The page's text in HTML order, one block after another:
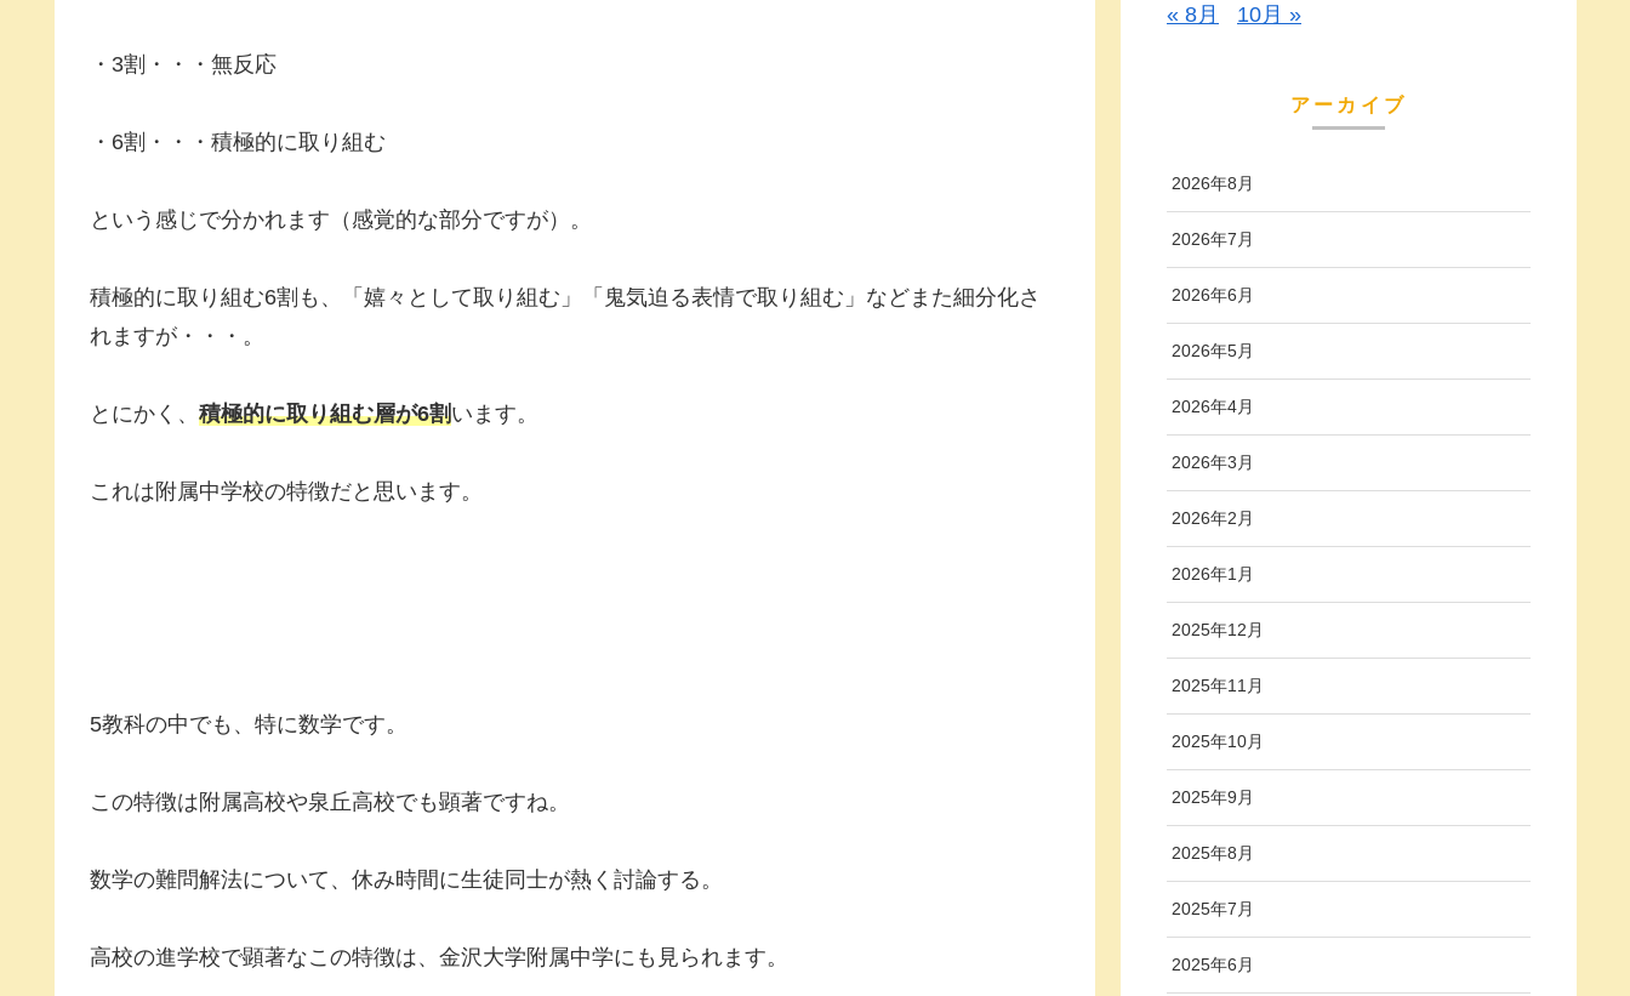
・3割・・・無反応
・6割・・・積極的に取り組む
という感じで分かれます（感覚的な部分ですが）。
積極的に取り組む6割も、「嬉々として取り組む」「鬼気迫る表情で取り組む」などまた細分化さ
れますが・・・。
とにかく、 積極的に取り組む層が6割います。
これは附属中学校の特徴だと思います。
5教科の中でも、特に数学です。
この特徴は附属高校や泉丘高校でも顕著ですね。
数学の難問解法について、休み時間に生徒同士が熱く討論する。
高校の進学校で顕著なこの特徴は、金沢大学附属中学にも見られます。
« 8月 10月 »
アーカイブ
2026年8月
2026年7月
2026年6月
2026年5月
2026年4月
2026年3月
2026年2月
2026年1月
2025年12月
2025年11月
2025年10月
2025年9月
2025年8月
2025年7月
2025年6月